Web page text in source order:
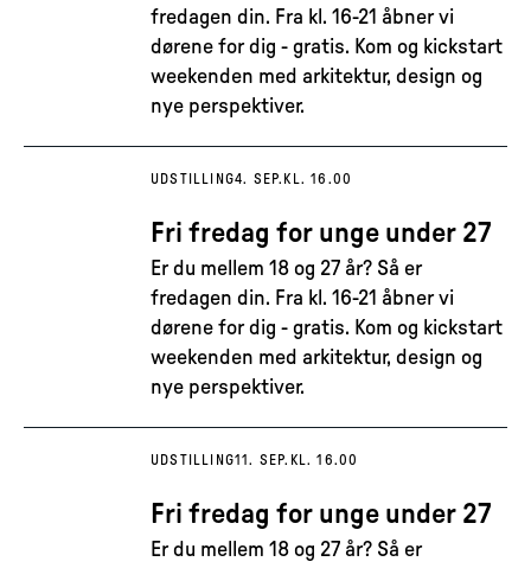
fredagen din. Fra kl. 16-21 åbner vi
dørene for dig - gratis. Kom og kickstart
weekenden med arkitektur, design og
nye perspektiver.
UDSTILLING4. SEP. KL. 16.00
Fri fredag for unge under 27
Er du mellem 18 og 27 år? Så er
fredagen din. Fra kl. 16-21 åbner vi
dørene for dig - gratis. Kom og kickstart
weekenden med arkitektur, design og
nye perspektiver.
UDSTILLING11. SEP. KL. 16.00
Fri fredag for unge under 27
Er du mellem 18 og 27 år? Så er